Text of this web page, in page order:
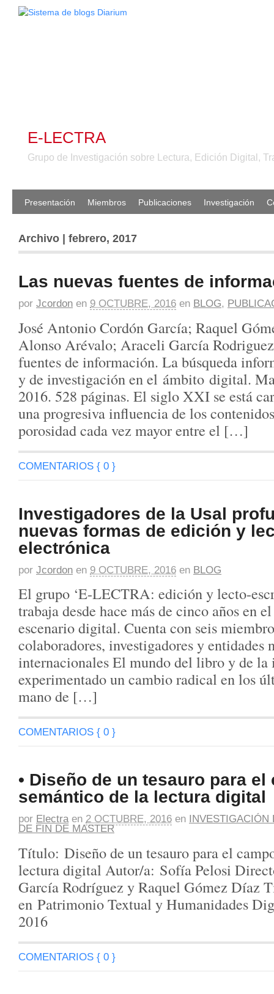
E-LECTRA
Grupo de Investigación sobre Lectura, Edición Digital,
Presentación Miembros Publicaciones Investigación
Archivo | febrero, 2017
Las nuevas fuentes de
por Jcordon en 9 OCTUBRE, 2016 en BLOG,
José Antonio Cordón García; Raquel
Alonso Arévalo; Araceli García
fuentes de información. La búsqueda
y de investigación en el ámbito digital.
2016. 528 páginas. El siglo XXI se está
una progresiva influencia de los
porosidad cada vez mayor entre el […]
COMENTARIOS { 0 }
Investigadores de la Usal
nuevas formas de edición y
electrónica
por Jcordon en 9 OCTUBRE, 2016 en BLOG
El grupo ‘E-LECTRA: edición y lecto-
trabaja desde hace más de cinco años en
escenario digital. Cuenta con seis
colaboradores, investigadores y entidades
internacionales El mundo del libro y de la
experimentado un cambio radical en los
mano de […]
COMENTARIOS { 0 }
• Diseño de un tesauro para el
semántico de la lectura digital
por Electra en 2 OCTUBRE, 2016 en
INVESTIGACIÓN
DE FIN DE MASTER
Título: Diseño de un tesauro para el
lectura digital Autor/a: Sofía Pelosi
García Rodríguez y Raquel Gómez Díaz
en Patrimonio Textual y Humanidades
2016
COMENTARIOS { 0 }